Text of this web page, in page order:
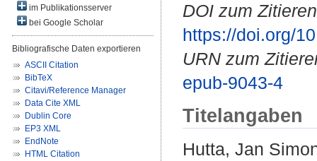
im Publikationsserver
bei Google Scholar
Bibliografische Daten exportieren
ASCII Citation
BibTeX
Citavi/Reference Manager
Data Cite XML
Dublin Core
EP3 XML
EndNote
HTML Citation
DOI zum
https://doi.org/
URN zum
epub-9043-4
Titelangaben
Hutta, Jan